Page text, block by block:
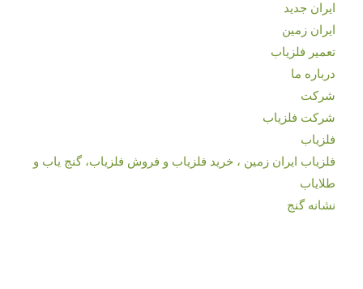
ایران جدید
ایران زمین
تعمیر فلزیاب
درباره ما
شرکت
شرکت فلزیاب
فلزیاب
فلزیاب ایران زمین ، خرید فلزیاب و فروش فلزیاب، گنج یاب و
طلایاب
نشانه گنج